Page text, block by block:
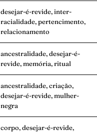
desejar-é-revide, inter-
racialidade, pertencimento,
relacionamento
ancestralidade, desejar-é-
revide, memória, ritual
ancestralidade, criação,
desejar-é-revide, mulher-
negra
corpo, desejar-é-revide,